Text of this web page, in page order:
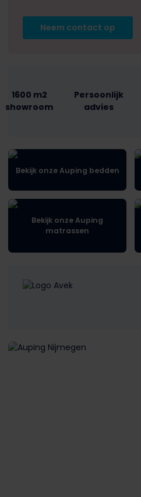
Neem contact op
1600 m2
showroom
Persoonlijk
advies
Bekijk onze Auping bedden
Bekijk onze Auping
matrassen